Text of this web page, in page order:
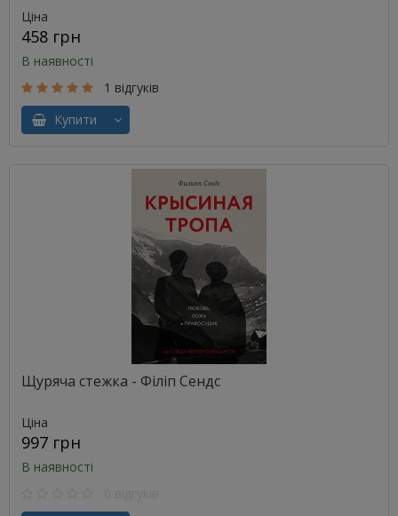
Ціна
458 грн
В наявності
1 відгуків
Купити
Щуряча стежка - Філіп Сендс
Ціна
997 грн
В наявності